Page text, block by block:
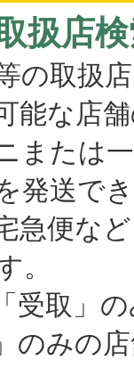
扱店
の取扱
能な店
は一
発送で
など
。
取」の
の店